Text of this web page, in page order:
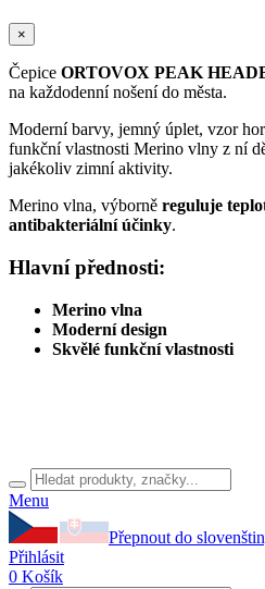
×
Čepice ORTOVOX PEAK
na každodenní nošení do města.
Moderní barvy, jemný úplet, vzor
funkční vlastnosti Merino vlny z ní
jakékoliv zimní aktivity.
Merino vlna, výborně reguluje
antibakteriální účinky.
Hlavní přednosti:
Merino vlna
Moderní design
Skvělé funkční vlastnosti
Menu
Přepnout do
Přihlásit
0 Košík